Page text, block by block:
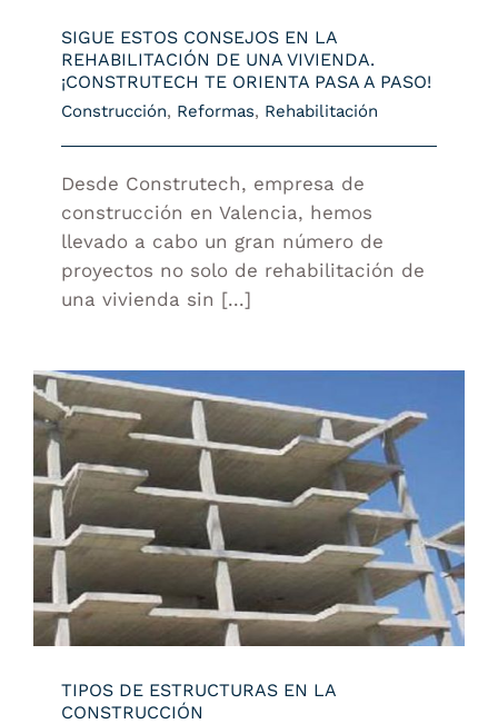
SIGUE ESTOS CONSEJOS EN LA
REHABILITACIÓN DE UNA VIVIENDA.
¡CONSTRUTECH TE ORIENTA PASA A PASO!
Construcción, Reformas, Rehabilitación
Desde Construtech, empresa de
construcción en Valencia, hemos
llevado a cabo un gran número de
proyectos no solo de rehabilitación de
una vivienda sin [...]
TIPOS DE ESTRUCTURAS EN LA
CONSTRUCCIÓN
TIPOS DE ESTRUCTURAS EN LA
CONSTRUCCIÓN